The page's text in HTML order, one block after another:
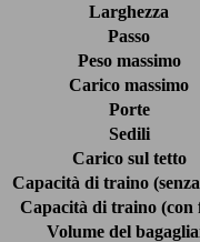
Larghezza
Passo
Peso massimo
Carico massimo
Porte
Sedili
Carico sul tetto
Capacità di traino
Capacità di traino (con
Volume del